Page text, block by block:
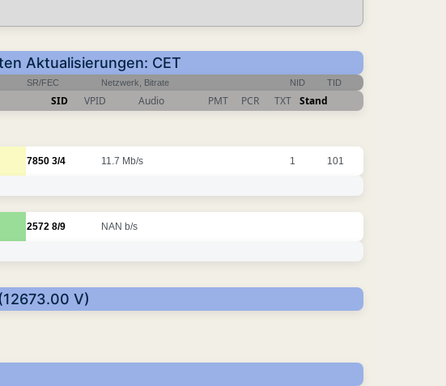
Aktualisierungen: CET
SR/FEC Netzwerk, Bitrate NID TID
SID VPID Audio PMT PCR TXT Stand
7850 3/4 11.7 Mb/s 1 101
2572 8/9 NAN b/s
V)